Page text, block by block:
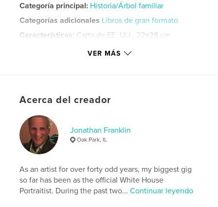
Categoría principal: Historia/Árbol familiar
Categorías adicionales Libros de gran formato
Características: Carta de EE. UU., 22×28 cm
album , photograph ,
VER MÁS
Acerca del creador
Jonathan Franklin
Oak Park, IL
As an artist for over forty odd years, my biggest gig
so far has been as the official White House
Portraitist. During the past two...Continuar leyendo